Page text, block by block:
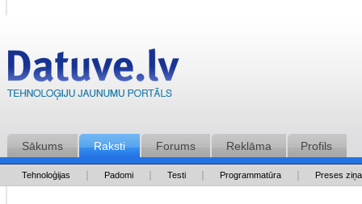
Sākums Raksti Forums Reklāma Profils
Tehnoloģijas Padomi Testi Programmatūra Preses